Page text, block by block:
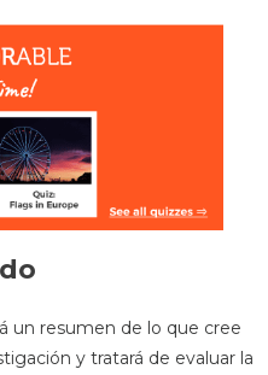
un resumen de lo que cree
y tratará de evaluar la